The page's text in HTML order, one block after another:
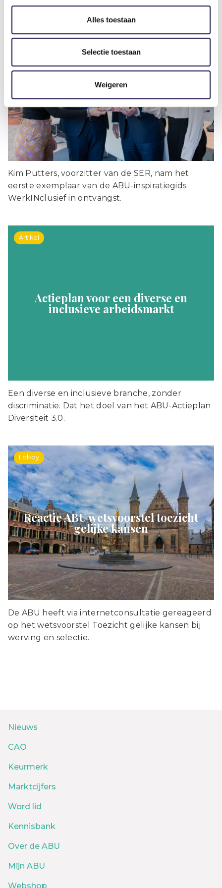
Alles toestaan
Selectie toestaan
Weigeren
Inspiratiegids WerkINclusief zet aan
tot gelijke kansen op de
arbeidsmarkt
Kim Putters, voorzitter van de SER, nam het
eerste exemplaar van de ABU-inspiratiegids
WerkINclusief in ontvangst.
Artikel
Actieplan voor een diverse en
inclusieve arbeidsmarkt
Een diverse en inclusieve branche, zonder
discriminatie. Dat het doel van het ABU-Actieplan
Diversiteit 3.0.
Lobby
Reactie ABU wetsvoorstel toezicht
gelijke kansen
De ABU heeft via internetconsultatie gereageerd
op het wetsvoorstel Toezicht gelijke kansen bij
werving en selectie.
Nieuws
CAO
Keurmerk
Marktcijfers
Word lid
Kennisbank
Over de ABU
Mijn ABU
Webshop